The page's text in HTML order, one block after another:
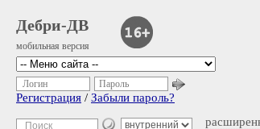
Дебри-ДВ
мобильная версия
Логин Пароль
Регистрация / Забыли пароль?